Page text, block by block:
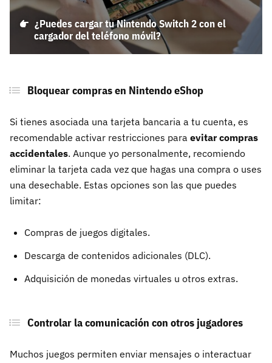
¿Puedes cargar tu Nintendo Switch 2 con el
cargador del teléfono móvil?
Bloquear compras en Nintendo eShop
Si tienes asociada una tarjeta bancaria a tu cuenta, es
recomendable activar restricciones para evitar compras
accidentales. Aunque yo personalmente, recomiendo
eliminar la tarjeta cada vez que hagas una compra o uses
una desechable. Estas opciones son las que puedes
limitar:
Compras de juegos digitales.
Descarga de contenidos adicionales (DLC).
Adquisición de monedas virtuales u otros extras.
Controlar la comunicación con otros jugadores
Muchos juegos permiten enviar mensajes o interactuar